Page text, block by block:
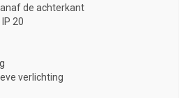
de achterkant
20
verlichting